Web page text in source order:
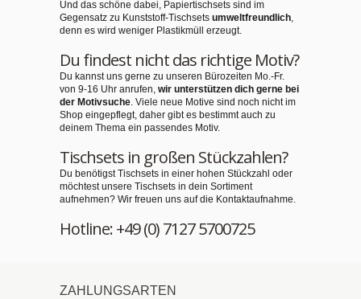
Und das schöne dabei, Papiertischsets sind im
Gegensatz zu Kunststoff-Tischsets umweltfreundlich,
denn es wird weniger Plastikmüll erzeugt.
Du findest nicht das richtige Motiv?
Du kannst uns gerne zu unseren Bürozeiten Mo.-Fr.
von 9-16 Uhr anrufen, wir unterstützen dich gerne bei
der Motivsuche. Viele neue Motive sind noch nicht im
Shop eingepflegt, daher gibt es bestimmt auch zu
deinem Thema ein passendes Motiv.
Tischsets in großen Stückzahlen?
Du benötigst Tischsets in einer hohen Stückzahl oder
möchtest unsere Tischsets in dein Sortiment
aufnehmen? Wir freuen uns auf die Kontaktaufnahme.
Hotline: +49 (0) 7127 5700725
ZAHLUNGSARTEN